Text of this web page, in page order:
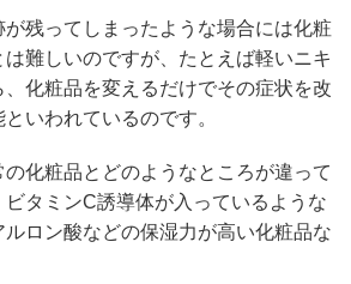
残ってしまったような場合には化粧
難しいのですが、たとえば軽いニキ
、化粧品を変えるだけでその症状を改
いわれているのです。
化粧品とどのようなところが違って
タミンC誘導体が入っているような
ルロン酸などの保湿力が高い化粧品な